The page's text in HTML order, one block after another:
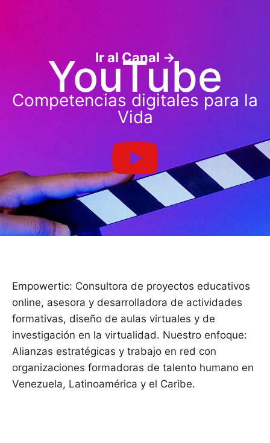
Ir al Canal →
YouTube
Competencias digitales para la
Vida
Empowertic: Consultora de proyectos educativos
online, asesora y desarrolladora de actividades
formativas, diseño de aulas virtuales y de
investigación en la virtualidad. Nuestro enfoque:
Alianzas estratégicas y trabajo en red con
organizaciones formadoras de talento humano en
Venezuela, Latinoamérica y el Caribe.